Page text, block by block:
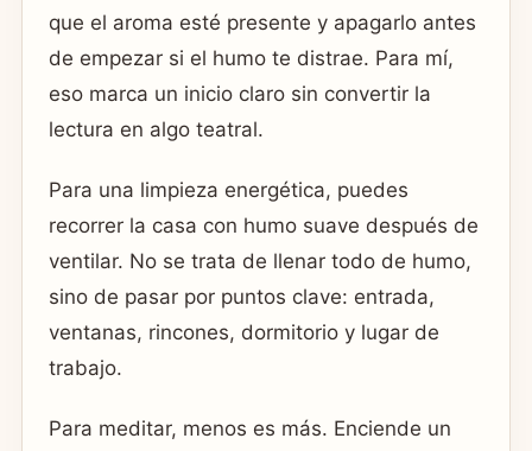
que el aroma esté presente y apagarlo antes
de empezar si el humo te distrae. Para mí,
eso marca un inicio claro sin convertir la
lectura en algo teatral.
Para una limpieza energética, puedes
recorrer la casa con humo suave después de
ventilar. No se trata de llenar todo de humo,
sino de pasar por puntos clave: entrada,
ventanas, rincones, dormitorio y lugar de
trabajo.
Para meditar, menos es más. Enciende un